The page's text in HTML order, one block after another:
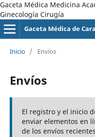
Gaceta Médica Medicina
Ginecología Cirugía
Gaceta Médica de
Inicio / Envíos
Envíos
El registro y el inicio
enviar elementos en
de los envíos